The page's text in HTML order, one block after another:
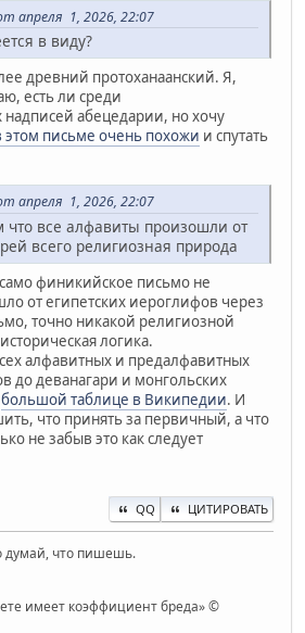
апреля 1, 2026, 22:07
в виду?
древний протоханаанский. Я,
есть ли среди
надписей абецедарии, но хочу
этом письме очень похожи и спутать
апреля 1, 2026, 22:07
что все алфавиты произошли от
всего религиозная природа
финикийское письмо не
от египетских иероглифов через
точно никакой религиозной
логика.
алфавитных и предалфавитных
до деванагари и монгольских
большой таблице в Википедии. И
что принять за первичный, а что
не забыв это как следует
QQ ЦИТИРОВАТЬ
что пишешь.
имеет коэффициент бреда» ©